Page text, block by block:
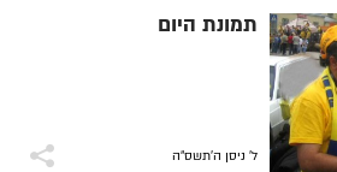
תמונת היום
ל' ניסן ה׳תשס״ה